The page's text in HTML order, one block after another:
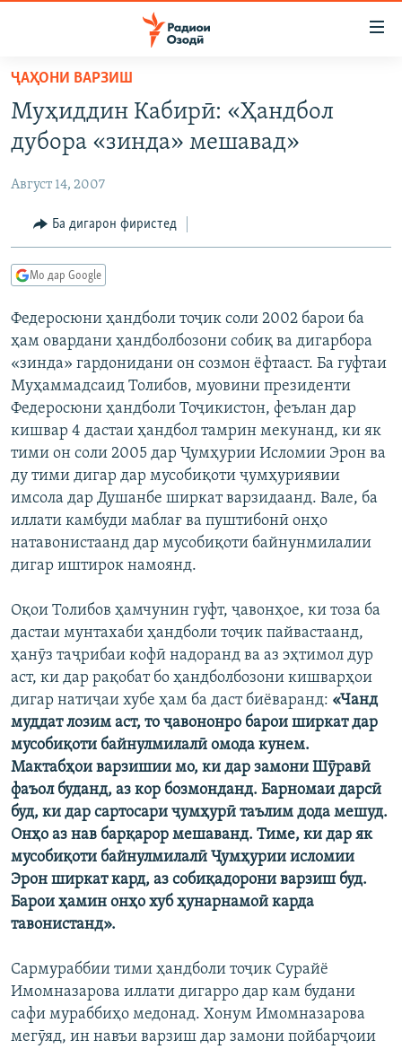
Ҷаҳиш
мояи
аслӣ
Ҷаҳиш
ба
Ҷаҳиш
СИЁСАТ
ҶОМЕА
ҚАЗИЯИ "КРОКУС"
ФАРҲАНГ
МЕҲМОНИ ОЗОДӢ
ВАРЗИШ
ГАПИ ОЗОД
РӮЗГОРИ МУҲОҶИР
САЛОМ, ХОҲАР
ТАҲҚИҚОТ
НАЗАРИ МАРДУМ
БЛОГИСТОН
ОЗОДӢ ОНЛАЙН
ЧАНДРАСОНАӢ
ВИДЕО
НИГОРИСТОН
ГУЗОРИШҲОИ РАДИОӢ
РӮЙХАТҲО
КИТОБҲОИ ОЗОДӢ
Русский
ПАЙГИРӢ КУНЕД
Ҳамаи сомонаҳои RFE/RL
ҶАҲОНИ ВАРЗИШ
Муҳиддин Кабирӣ: «Ҳандбол
дубора «зинда» мешавад»
Август 14, 2007
Ба дигарон фиристед
Мо дар Google
Федеросюни ҳандболи тоҷик соли 2002 барои ба
ҳам овардани ҳандболбозони собиқ ва дигарбора
«зинда» гардонидани он созмон ёфтааст. Ба гуфтаи
Муҳаммадсаид Толибов, муовини президенти
Федеросюни ҳандболи Тоҷикистон, феълан дар
кишвар 4 дастаи ҳандбол тамрин мекунанд, ки як
тими он соли 2005 дар Ҷумҳурии Исломии Эрон ва
ду тими дигар дар мусобиқоти ҷумҳуриявии
имсола дар Душанбе ширкат варзидаанд. Вале, ба
иллати камбуди маблағ ва пуштибонӣ онҳо
натавонистаанд дар мусобиқоти байнунмилалии
дигар иштирок намоянд.
Оқои Толибов ҳамчунин гуфт, ҷавонҳое, ки тоза ба
дастаи мунтахаби ҳандболи тоҷик пайвастаанд,
ҳанӯз таҷрибаи кофӣ надоранд ва аз эҳтимол дур
аст, ки дар рақобат бо ҳандболбозони кишварҳои
дигар натиҷаи хубе ҳам ба даст биёваранд: «Чанд
муддат лозим аст, то ҷавононро барои ширкат дар
мусобиқоти байнулмилалӣ омода кунем.
Мактабҳои варзишии мо, ки дар замони Шӯравӣ
фаъол буданд, аз кор бозмонданд. Барномаи дарсӣ
буд, ки дар сартосари ҷумҳурӣ таълим дода мешуд.
Онҳо аз нав барқарор мешаванд. Тиме, ки дар як
мусобиқоти байнулмилалӣ Ҷумҳурии исломии
Эрон ширкат кард, аз собиқадорони варзиш буд.
Барои ҳамин онҳо хуб ҳунарнамоӣ карда
тавонистанд».
Сармураббии тими ҳандболи тоҷик Сурайё
Имомназарова иллати дигарро дар кам будани
сафи мураббиҳо медонад. Хонум Имомназарова
мегӯяд, ин навъи варзиш дар замони пойбарҷоии